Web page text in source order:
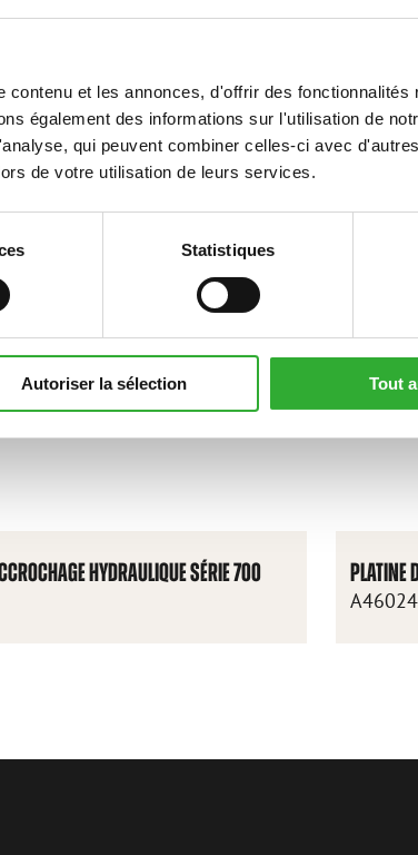
et les annonces, d'offrir des fonctionnalités
également des informations sur l'utilisation de
qui peuvent combiner celles-ci avec
de votre utilisation de leurs services.
Statistiques
Autoriser la sélection Tout
CompatibleCompatibleCompatibleCompatibleCompatibleCompatible
HYDRAULIQUE SÉRIE 700 PLATINE